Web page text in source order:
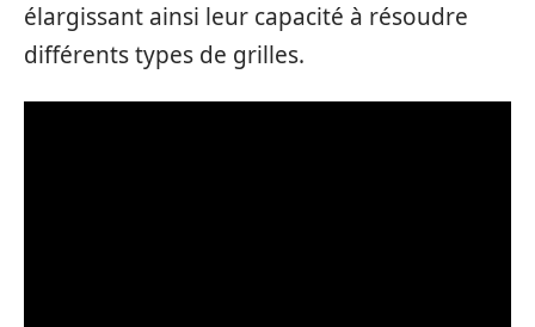
élargissant ainsi leur capacité à résoudre
différents types de grilles.